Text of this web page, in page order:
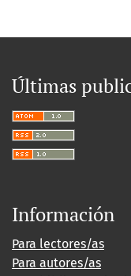
Últimas
Información
Para lectores/as
Para autores/as